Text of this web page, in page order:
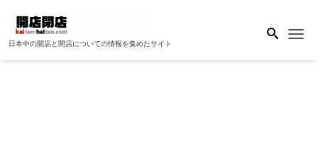
日本中の開店と閉店についての情報を集めたサイト